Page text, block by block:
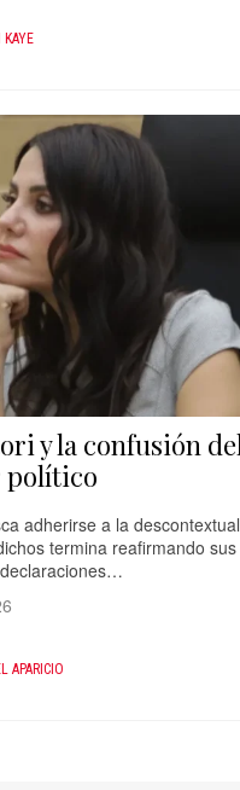
y la confusión
político
adherirse a la
termina reafirmando sus
APARICIO